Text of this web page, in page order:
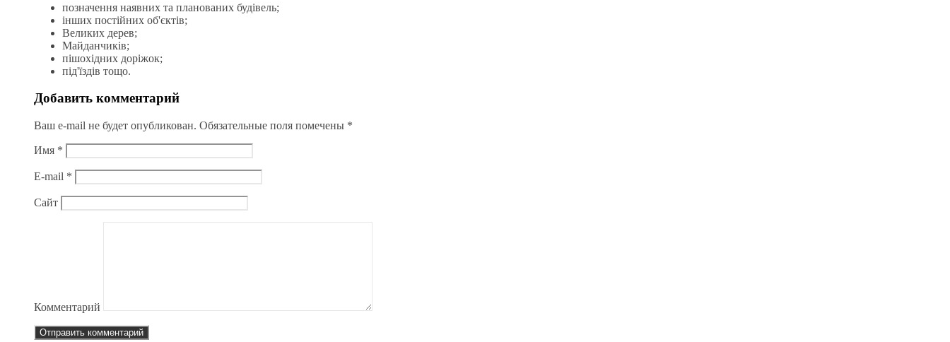
позначення наявних та планованих будівель;
інших постійних об'єктів;
Великих дерев;
Майданчиків;
пішохідних доріжок;
під'їздів тощо.
Добавить комментарий
Ваш e-mail не будет опубликован. Обязательные поля помечены *
Имя *
E-mail *
Сайт
Комментарий